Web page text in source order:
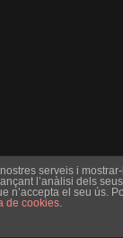
serveis i
l’anàlisi dels seus
n’accepta el seu ús.
de cookies.